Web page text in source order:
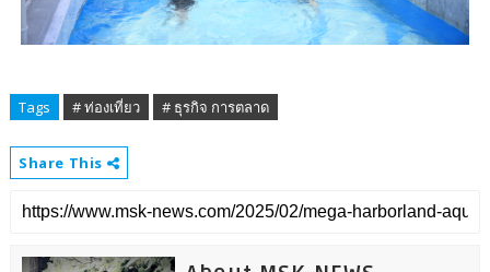
Tags # ท่องเที่ยว # ธุรกิจ การตลาด
Share This